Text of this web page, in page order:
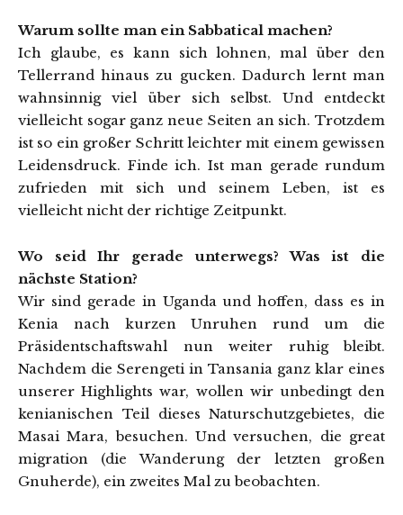
Warum sollte man ein Sabbatical machen?
Ich glaube, es kann sich lohnen, mal über den
Tellerrand hinaus zu gucken. Dadurch lernt man
wahnsinnig viel über sich selbst. Und entdeckt
vielleicht sogar ganz neue Seiten an sich. Trotzdem
ist so ein großer Schritt leichter mit einem gewissen
Leidensdruck. Finde ich. Ist man gerade rundum
zufrieden mit sich und seinem Leben, ist es
vielleicht nicht der richtige Zeitpunkt.
Wo seid Ihr gerade unterwegs? Was ist die
nächste Station?
Wir sind gerade in Uganda und hoffen, dass es in
Kenia nach kurzen Unruhen rund um die
Präsidentschaftswahl nun weiter ruhig bleibt.
Nachdem die Serengeti in Tansania ganz klar eines
unserer Highlights war, wollen wir unbedingt den
kenianischen Teil dieses Naturschutzgebietes, die
Masai Mara, besuchen. Und versuchen, die great
migration (die Wanderung der letzten großen
Gnuherde), ein zweites Mal zu beobachten.